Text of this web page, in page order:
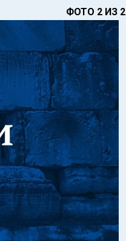
ФОТО 2 ИЗ 2